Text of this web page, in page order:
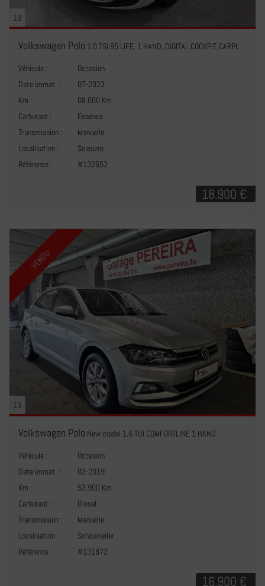
19
Volkswagen Polo 1.0 TSI 95 LIFE, 1 HAND, DIGITAL COCKPIT, CARPLAY, NAVI, FRANCH. DE LIGNES, PDC AV.+ARR.,
Véhicule :
Occasion
Date immat. :
07-2023
Km :
68.000 Km
Carburant :
Essence
Transmission :
Manuelle
Localisation :
Soleuvre
Référence :
#132652
18.900 €
VENDU
13
Volkswagen Polo New model 1.6 TDI COMFORTLINE 1 HAND
Véhicule :
Occasion
Date immat. :
03-2019
Km :
53.900 Km
Carburant :
Diesel
Transmission :
Manuelle
Localisation :
Schouweiler
Référence :
#131872
16.900 €